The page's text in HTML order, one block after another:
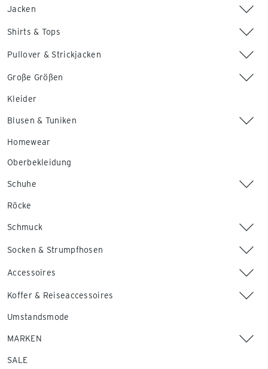
Jacken
Shirts & Tops
Pullover & Strickjacken
Große Größen
Kleider
Blusen & Tuniken
Homewear
Oberbekleidung
Schuhe
Röcke
Schmuck
Socken & Strumpfhosen
Accessoires
Koffer & Reiseaccessoires
Umstandsmode
MARKEN
SALE